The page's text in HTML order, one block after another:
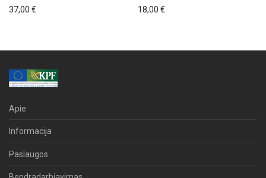
37,00 € 18,00 €
Apie
Informacija
Paslaugos